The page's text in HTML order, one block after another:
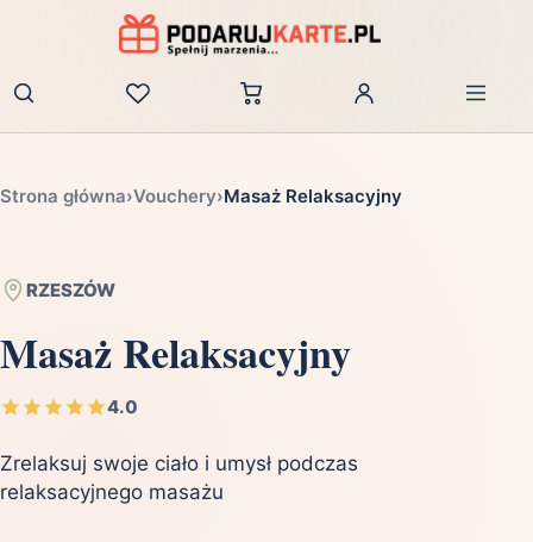
Zaloguj
Strona główna›Vouchery›Masaż Relaksacyjny
RZESZÓW
Masaż Relaksacyjny
4.0
Zrelaksuj swoje ciało i umysł podczas
relaksacyjnego masażu